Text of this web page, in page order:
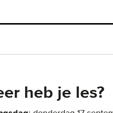
heb je les?